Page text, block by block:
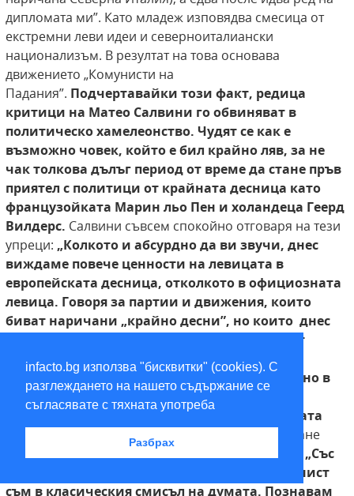
infacto.bg използва "бисквитки" (cookies). С
разглеждането на нашето съдържание се
съгласявате с тяхната употреба
Разбрах
дипломата ми”. Като младеж изповядва смесица от
екстремни леви идеи и северноиталиански
национализъм. В резултат на това основава
движението „Комунисти на
Падания”. Подчертавайки този факт, редица
критици на Матео Салвини го обвиняват в
политическо хамелеонство. Чудят се как е
възможно човек, който е бил крайно ляв, за не
чактолкова дълъг период от време да стане пръв
приятел с политици от крайната десница като
французойката Марин льо Пен и холандеца Геерд
Вилдерс. Салвини съвсем спокойно отговаря на тези
упреци: „Колкото и абсурдно да ви звучи, днес
виждаме повече ценности на левицата в
европейската десница, отколкото в официозната
левица. Говоря за партии и движения, които
биват наричани „крайно десни”, но които днес
водят
справедливи битки за защита на местната
уникалност. Така че не виждам нищо
странно в
търсене на диалог с тези, които
олицетворяват съпротивата срещу сбърканата
В интервю за телевизионното предаване
„Колко е часът?” през 2015 г. Салвини уточнява: „Със
сигурност съм по-ляв от Матео Ренци. Комунист
съм в класическия смисъл на думата. Познавам